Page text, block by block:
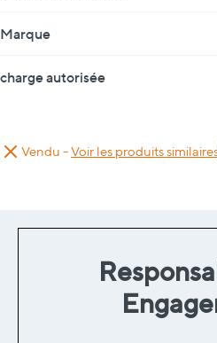
Marque
charge autorisée
Vendu -Voir les produits